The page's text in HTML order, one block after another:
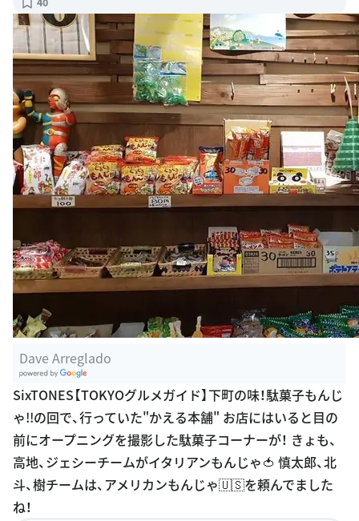
Dave Arreglado
oogle Plac
es
SixTONES【TOKYOグルメガイド】下町の味！駄菓子もんじ
ゃ!!の回で、行っていた"かえる本舗" お店にはいると目の
前にオープニングを撮影した駄菓子コーナーが！ きょも、
高地、ジェシーチームがイタリアンもんじゃ🍅 慎太郎、北
斗、樹チームは、アメリカンもんじゃ🇺🇸を頼んでました
ね！